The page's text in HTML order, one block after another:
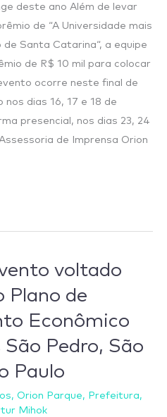
deste ano Além de levar
de “A Universidade mais
Santa Catarina“, a equipe
de R$ 10 mil para colocar
ocorre neste final de
dias 16, 17 e 18 de
presencial, nos dias 23, 24
de Imprensa Orion
voltado
Plano de
Econômico
Pedro, São
Paulo
, Orion Parque, Prefeitura,
Mihok